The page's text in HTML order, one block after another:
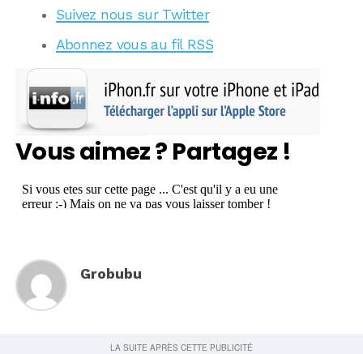
Suivez nous sur Twitter
Abonnez vous au fil RSS
Vous aimez ? Partagez !
Grobubu